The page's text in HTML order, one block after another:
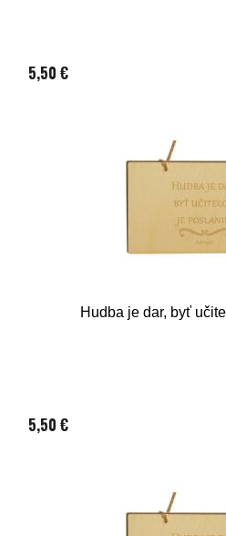
5,50 €
Hudba je dar, byť
5,50 €